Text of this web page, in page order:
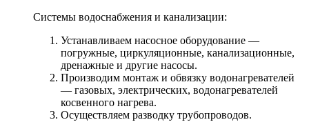
Системы водоснабжения и канализации:
Устанавливаем насосное оборудование —
погружные, циркуляционные, канализационные,
дренажные и другие насосы.
Производим монтаж и обвязку водонагревателей
— газовых, электрических, водонагревателей
косвенного нагрева.
Осуществляем разводку трубопроводов.